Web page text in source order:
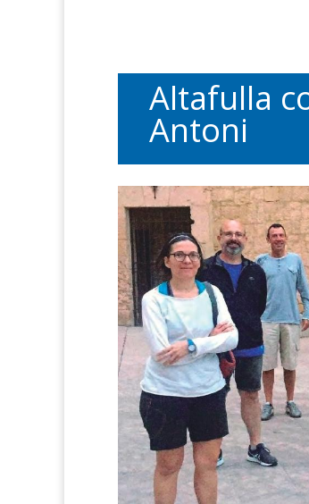
Altafulla
Antoni